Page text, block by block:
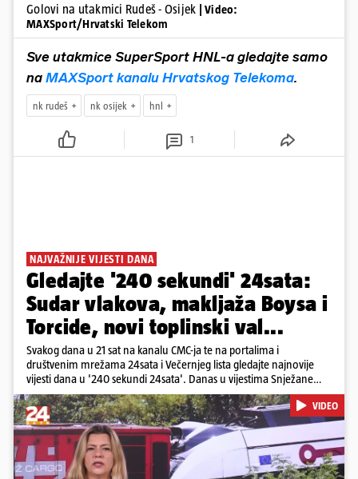
Golovi na utakmici Rudeš - Osijek
| Video:
MAXSport/Hrvatski Telekom
Sve utakmice SuperSport HNL-a gledajte samo
na MAXSport kanalu Hrvatskog Telekoma.
nk rudeš nk osijek hnl
1
NAJVAŽNIJE VIJESTI DANA
Gledajte '240 sekundi' 24sata:
Sudar vlakova, makljaža Boysa i
Torcide, novi toplinski val...
Svakog dana u 21 sat na kanalu CMC-ja te na portalima i
društvenim mrežama 24sata i Večernjeg lista gledajte najnovije
vijesti dana u '240 sekundi 24sata'. Danas u vijestima Snježane
Krnetić: Željeznička nesreća između kolodvora Sveti Ivan Žabno i
Gradec, masovna tučnjava Boysa i Torcide, prijeti nestašica vode
kraj Požege...
VIDEO